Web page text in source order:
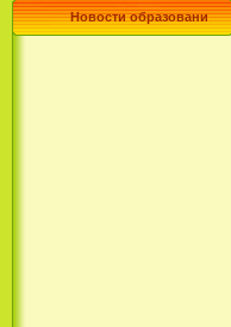
Новости образовани